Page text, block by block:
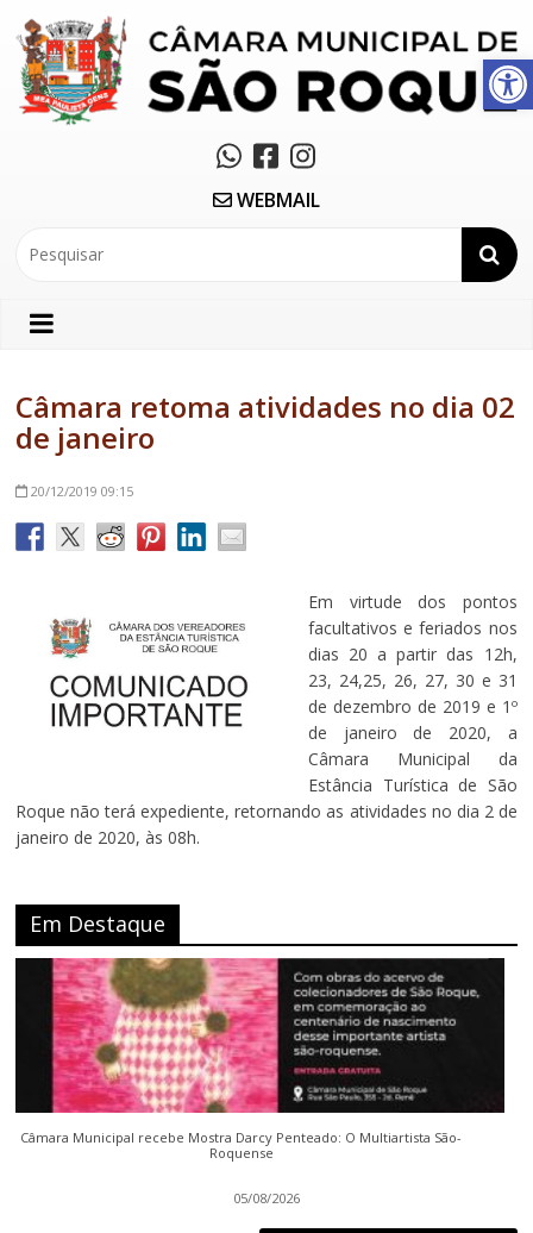
Abrir a barra de ferramentas
WEBMAIL
Câmara retoma atividades no dia 02
de janeiro
20/12/2019 09:15
Em virtude dos pontos
facultativos e feriados nos
dias 20 a partir das 12h,
23, 24,25, 26, 27, 30 e 31
de dezembro de 2019 e 1º
de janeiro de 2020, a
Câmara Municipal da
Estância Turística de São
Roque não terá expediente, retornando as atividades no dia 2 de
janeiro de 2020, às 08h.
Em Destaque
Câmara Municipal recebe Mostra Darcy Penteado: O Multiartista São-
Roquense
05/08/2026